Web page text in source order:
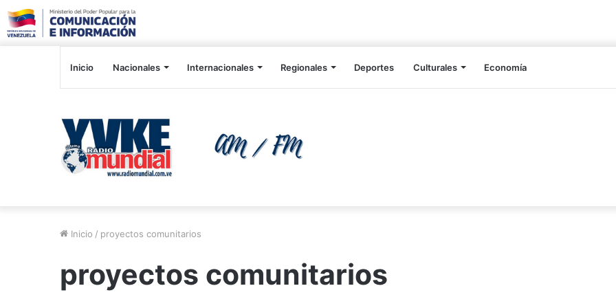
Inicio Nacionales Internacionales Regionales Deportes Culturales Economía
Inicio / proyectos comunitarios
proyectos comunitarios